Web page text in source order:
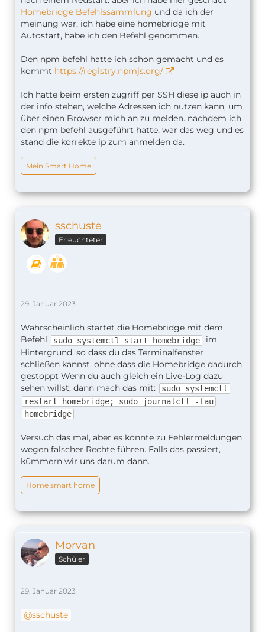
Homebridge Befehlssammlung und da ich der
meinung war, ich habe eine homebridge mit
Autostart, habe ich den Befehl genommen.
Den npm befehl hatte ich schon gemacht und es
kommt https://registry.npmjs.org/
Ich hatte beim ersten zugriff per SSH diese ip auch in
der info stehen, welche Adressen ich nutzen kann, um
über einen Browser mich an zu melden. nachdem ich
den npm befehl ausgeführt hatte, war das weg und es
stand die korrekte ip zum anmelden da.
Mein Smart Home
sschuste
Erleuchteter
29. Januar 2023
Wahrscheinlich startet die Homebridge mit dem
Befehl
sudo systemctl start homebridge
im
Hintergrund, so dass du das Terminalfenster
schließen kannst, ohne dass die Homebridge dadurch
gestoppt Wenn du auch gleich ein Live-Log dazu
sehen willst, dann mach das mit:
sudo systemctl
restart homebridge; sudo journalctl -fau
homebridge .
Versuch das mal, aber es könnte zu Fehlermeldungen
wegen falscher Rechte führen. Falls das passiert,
kümmern wir uns darum dann.
Home smart home
Morvan
Schüler
29. Januar 2023
sschuste